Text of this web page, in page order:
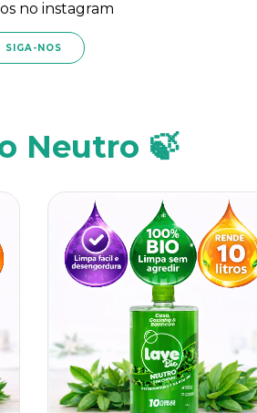
no instagram
SIGA-NOS
Neutro 🍃